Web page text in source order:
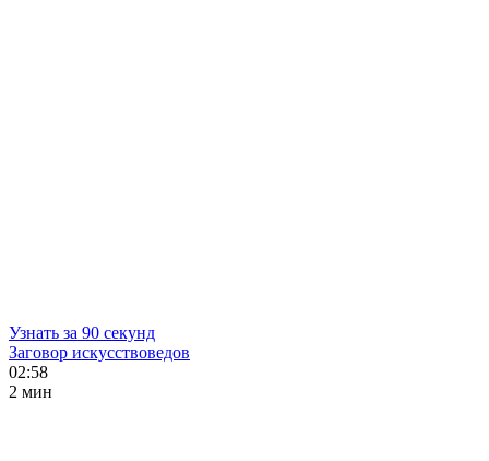
Узнать за 90 секунд
Заговор искусствоведов
02:58
2 мин